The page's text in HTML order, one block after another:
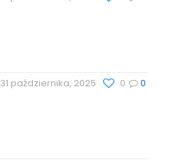
31 października, 2025 0
0